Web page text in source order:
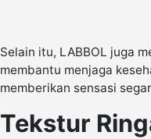
Selain itu, LABBOL juga
membantu menjaga
memberikan sensasi
Tekstur